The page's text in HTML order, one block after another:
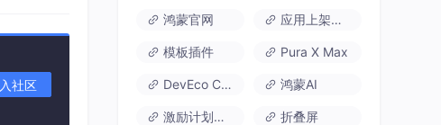
社区
鸿蒙官网 应用上架速通
模板插件 Pura X Max
DevEco Code 鸿蒙AI
激励计划达标指南 折叠屏